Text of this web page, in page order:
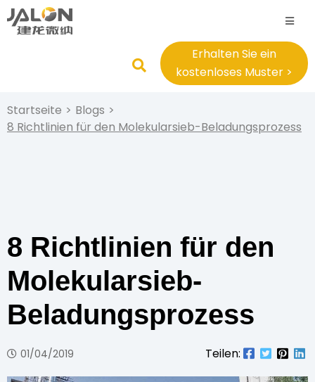
Erhalten Sie ein
kostenloses Muster >
Startseite > Blogs >
8 Richtlinien für den Molekularsieb-Beladungsprozess
8 Richtlinien für den
Molekularsieb-
Beladungsprozess
01/04/2019 Teilen: